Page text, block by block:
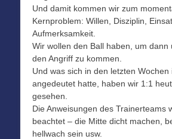
Und damit kommen wir zum
Kernproblem: Willen, Disziplin,
Aufmerksamkeit.
Wir wollen den Ball haben, um dann
den Angriff zu kommen.
Und was sich in den letzten Wochen
angedeutet hatte, haben wir 1:1
gesehen.
Die Anweisungen des Trainerteams
beachtet – die Mitte dicht machen,
hellwach sein usw.